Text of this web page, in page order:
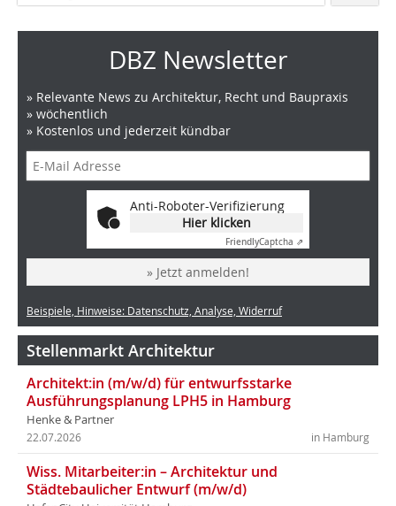
DBZ Newsletter
» Relevante News zu Architektur, Recht und Baupraxis
» wöchentlich
» Kostenlos und jederzeit kündbar
Anti-Roboter-Verifizierung
Hier klicken
FriendlyCaptcha ⇗
» Jetzt anmelden!
Beispiele, Hinweise: Datenschutz, Analyse, Widerruf
Stellenmarkt Architektur
Architekt:in (m/w/d) für entwurfsstarke
Ausführungsplanung LPH5 in Hamburg
Henke & Partner
in Hamburg
22.07.2026
Wiss. Mitarbeiter:in – Architektur und
Städtebaulicher Entwurf (m/w/d)